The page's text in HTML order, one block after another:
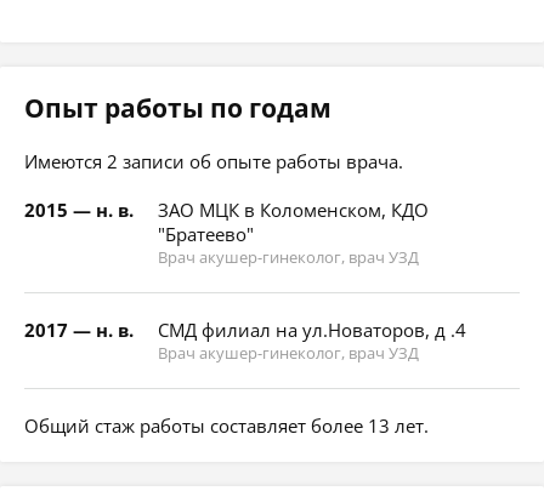
Опыт работы по годам
Имеются 2 записи об опыте работы врача.
2015 — н. в.
ЗАО МЦК в Коломенском, КДО
"Братеево"
Врач акушер-гинеколог, врач УЗД
2017 — н. в. СМД филиал на ул.Новаторов, д .4
Врач акушер-гинеколог, врач УЗД
Общий стаж работы составляет более 13 лет.